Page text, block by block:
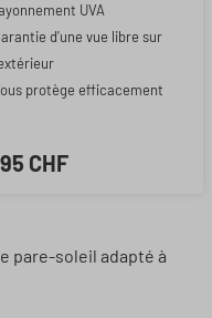
UVA
d'une vue libre sur
protège efficacement
CHF
pare-soleil adapté à